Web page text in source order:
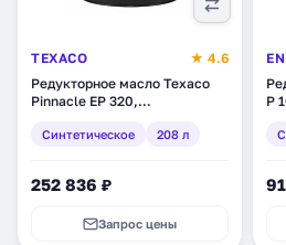
TEXACO
★ 4.6
Редукторное масло Texaco
Pinnacle EP 320,
(802081DEE)
Синтетическое 208 л
252 836 ₽
Запрос цены
P